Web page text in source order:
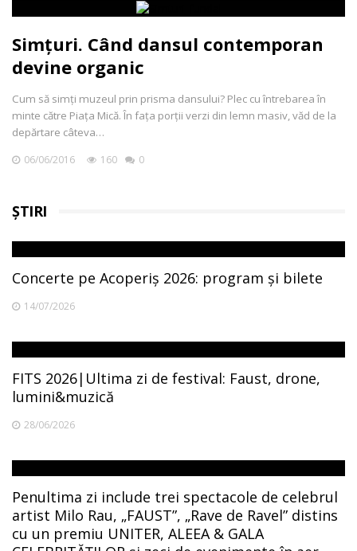
Simțuri. Când dansul contemporan
devine organic
Cum să simți muzeul prin prisma dansului? Plec cu întrebarea în
minte către Piața Mică. În fața porții verzi din lemn masiv, văd de la
depărtare câteva…
06/06/2016 160 0
ȘTIRI
Concerte pe Acoperiș 2026: program și bilete
14/07/2026
FITS 2026|Ultima zi de festival: Faust, drone,
lumini&muzică
28/06/2026
Penultima zi include trei spectacole de celebrul
artist Milo Rau, „FAUST”, „Rave de Ravel” distins
cu un premiu UNITER, ALEEA & GALA